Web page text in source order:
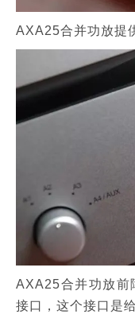
AXA25合并功放提
AXA25合并功放前
接口，这个接口是